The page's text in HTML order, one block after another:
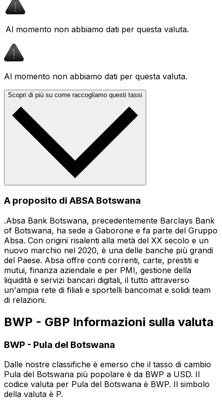
Al momento non abbiamo dati per questa valuta.
Al momento non abbiamo dati per questa valuta.
Scopri di più su come raccogliamo questi tassi
A proposito di ABSA Botswana
.Absa Bank Botswana, precedentemente Barclays Bank
of Botswana, ha sede a Gaborone e fa parte del Gruppo
Absa. Con origini risalenti alla metà del XX secolo e un
nuovo marchio nel 2020, è una delle banche più grandi
del Paese. Absa offre conti correnti, carte, prestiti e
mutui, finanza aziendale e per PMI, gestione della
liquidità e servizi bancari digitali, il tutto attraverso
un'ampia rete di filiali e sportelli bancomat e solidi team
di relazioni.
BWP - GBP Informazioni sulla valuta
BWP - Pula del Botswana
Dalle nostre classifiche è emerso che il tasso di cambio
Pula del Botswana più popolare è da BWP a USD. Il
codice valuta per Pula del Botswana è BWP. Il simbolo
della valuta è P.